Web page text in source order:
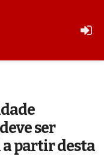
ser
partir desta